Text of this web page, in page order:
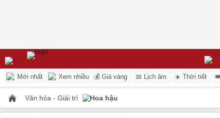
Mới nhất Xem nhiều 💰 Giá vàng 📅 Lịch âm ☀️ Thời tiết
Văn hóa - Giải trí Hoa hậu